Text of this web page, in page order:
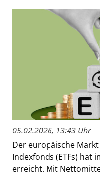
05.02.2026, 13:43 Uhr
Der europäische
Indexfonds (ETFs) hat
erreicht. Mit